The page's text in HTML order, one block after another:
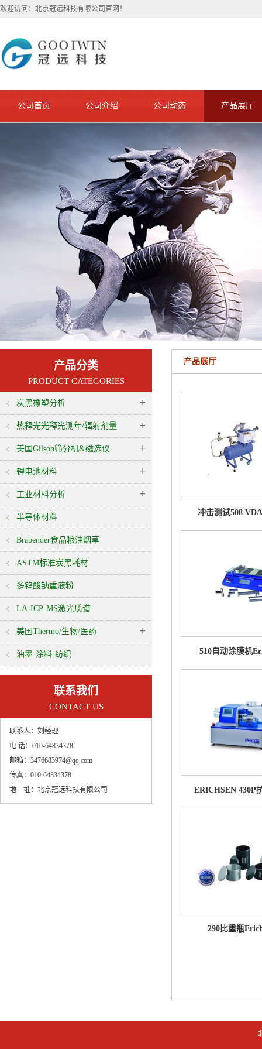
欢迎访问：北京冠远科技有限公司官网！
公司首页 公司介绍 公司动态 产品展厅
产品分类
PRODUCT CATEGORIES
炭黑橡塑分析 +
热释光光释光测年/辐射剂量 +
美国Gilson筛分机&磁选仪 +
锂电池材料 +
工业材料分析 +
半导体材料
Brabender食品粮油烟草
ASTM标准炭黑耗材
多钨酸钠重液粉
LA-ICP-MS激光质谱
美国Thermo/生物/医药 +
油墨·涂料·纺织
联系我们
CONTACT US
联系人： 刘经理
电 话： 010-64834378
邮箱： 3476683974@qq.com
传真： 010-64834378
地 址： 北京冠远科技有限公司
产品展厅
冲击测试508
510自动涂膜机
ERICHSEN 430P
290比重瓶